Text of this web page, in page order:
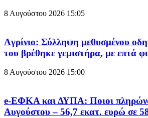
8 Αυγούστου 2026 15:05
Aγρίνιο: Σύλληψη μεθυσμένου
του βρέθηκε γεμιστήρα, με επτά
8 Αυγούστου 2026 15:00
e-ΕΦΚΑ και ΔΥΠΑ: Ποιοι
Αυγούστου – 56,7 εκατ. ευρώ σε